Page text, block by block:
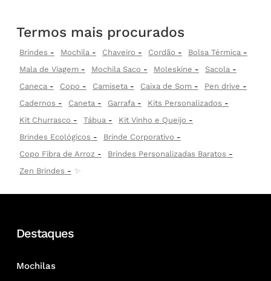
Termos mais procurados
Brindes Mochila Chaveiro Cordão
Bolsa Térmica
Mala de Viagem
Mochila Saco Moleskine
Sacola
Caneca
Copo Camiseta Caixa de Som
Pen drive
Cadernos
Caneta Garrafa
Kits Personalizados
Kit Churrasco
Tábua
Kit Vinho e Queijo
Brindes Ecológicos
Brinde Corporativo
Copo Fibra de Arroz
Brindes Personalizadas Baratos
Zen Brindes
✨
Destaques
Mochilas